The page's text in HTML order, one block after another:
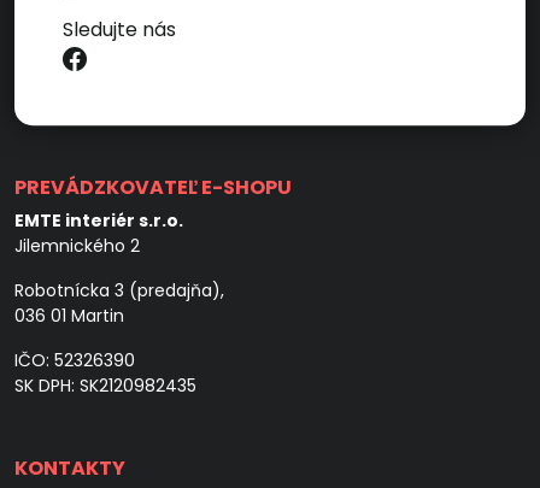
Sledujte nás
PREVÁDZKOVATEĽ E-SHOPU
EMTE interiér s.r.o.
Jilemnického 2
Robotnícka 3 (predajňa),
036 01 Martin
IČO: 52326390
SK DPH: SK2120982435
KONTAKTY